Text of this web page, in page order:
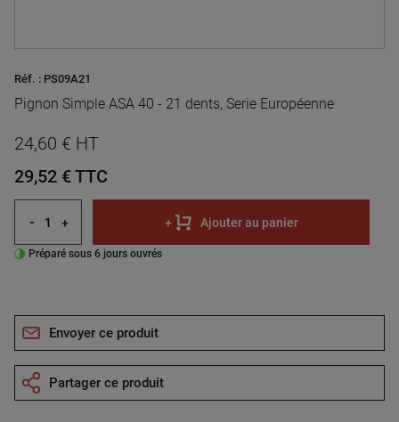
Réf. : PS09A21
Pignon Simple ASA 40 - 21 dents, Serie Européenne
24,60 € HT
29,52 €TTC
- + + Ajouter au panier
Préparé sous 6 jours ouvrés
Envoyer ce produit
Partager ce produit